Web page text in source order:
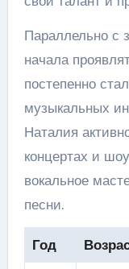
Параллельно с
начала
постепенно
музыкальных
Наталия
концертах и
вокальное
песни.
Год